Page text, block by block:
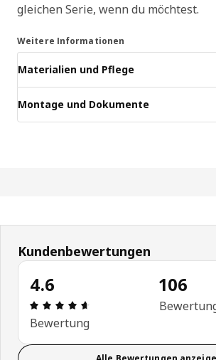
gleichen Serie, wenn du möchtest.
Weitere Informationen
Materialien und Pflege
Montage und Dokumente
Kundenbewertungen
4.6
Bewertung: 4.6 von 5
Bewertung
106